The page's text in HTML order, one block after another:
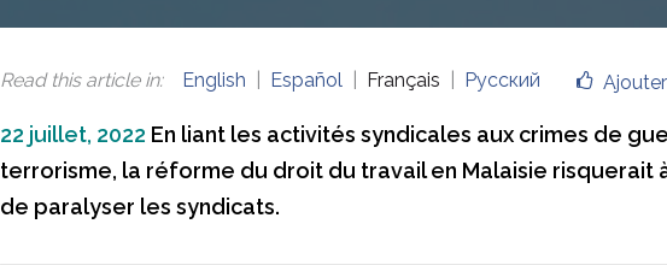
Read this article in: English Español Français Русский
22 juillet, 2022 En liant les activités syndicales aux crimes de
terrorisme, la réforme du droit du travail en Malaisie risquerait à
de paralyser les syndicats.